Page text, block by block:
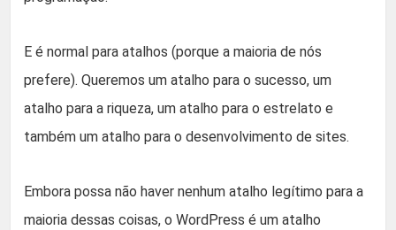
E é normal para atalhos (porque a maioria de nós
prefere). Queremos um atalho para o sucesso, um
atalho para a riqueza, um atalho para o estrelato e
também um atalho para o desenvolvimento de sites.
Embora possa não haver nenhum atalho legítimo para a
maioria dessas coisas, o WordPress é um atalho